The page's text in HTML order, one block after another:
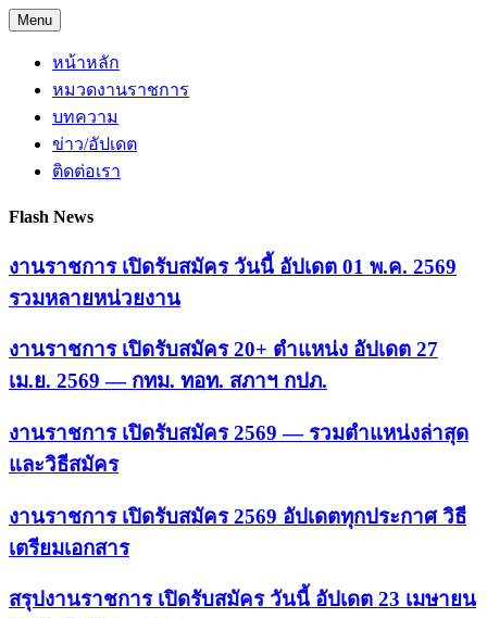
Skip
to
content
Menu
หน้าหลัก
หมวดงานราชการ
บทความ
ข่าว/อัปเดต
ติดต่อเรา
Flash News
งานราชการ เปิดรับสมัคร วันนี้ อัปเดต 01 พ.ค. 2569
รวมหลายหน่วยงาน
งานราชการ เปิดรับสมัคร 20+ ตำแหน่ง อัปเดต 27
เม.ย. 2569 — กทม. ทอท. สภาฯ กปภ.
งานราชการ เปิดรับสมัคร 2569 — รวมตำแหน่งล่าสุด
และวิธีสมัคร
งานราชการ เปิดรับสมัคร 2569 อัปเดตทุกประกาศ วิธี
เตรียมเอกสาร
สรุปงานราชการ เปิดรับสมัคร วันนี้ อัปเดต 23 เมษายน